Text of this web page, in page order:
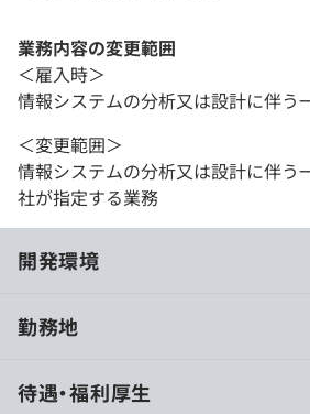
業務内容の変更範囲
＜雇入時＞
情報システムの分析又は設計に伴う
＜変更範囲＞
情報システムの分析又は設計に伴う
社が指定する業務
開発環境
「社内開発をしたい」という従業員
勤務地
待遇・福利厚生